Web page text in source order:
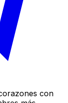
con